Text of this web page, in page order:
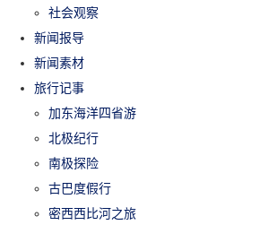
社会观察
新闻报导
新闻素材
旅行记事
加东海洋四省游
北极纪行
南极探险
古巴度假行
密西西比河之旅